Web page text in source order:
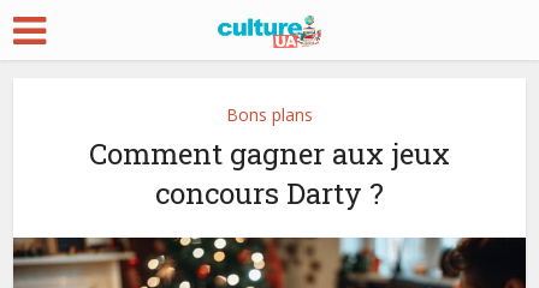
Bons plans
Comment gagner aux jeux
concours Darty ?